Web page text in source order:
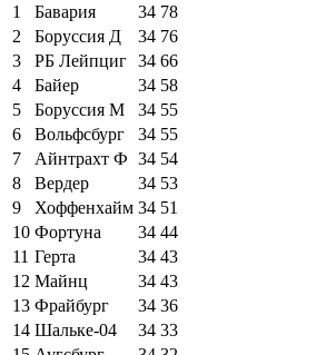
1
Бавария 34 78
2
Боруссия Д 34 76
3
РБ Лейпциг 34 66
4
Байер 34 58
5
Боруссия М 34 55
6
Вольфсбург 34 55
7
Айнтрахт Ф 34 54
8
Вердер 34 53
9
Хоффенхайм 34 51
10 Фортуна 34 44
11 Герта 34 43
12 Майнц 34 43
13 Фрайбург 34 36
14 Шальке-04 34 33